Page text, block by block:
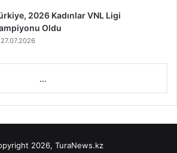
2026 Kadınlar VNL Ligi
Oldu
27.07.2026
...
2026, TuraNews.kz